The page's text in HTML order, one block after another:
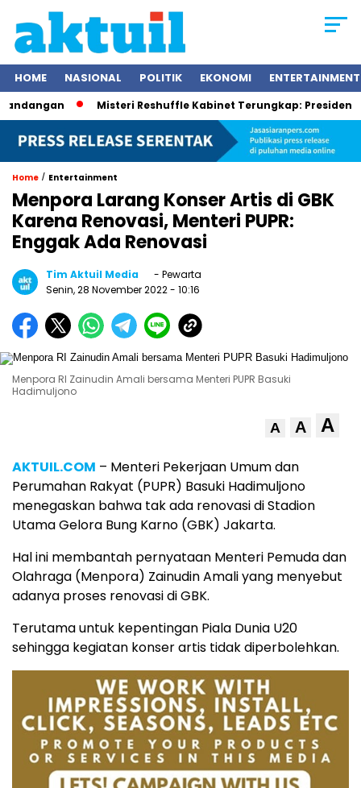
HOME NASIONAL POLITIK EKONOMI ENTERTAINMENT
Misteri Reshuffle Kabinet Terungkap: Presiden
Home / Entertainment
Menpora Larang Konser Artis di GBK
Karena Renovasi, Menteri PUPR:
Enggak Ada Renovasi
Tim Aktuil Media
- Pewarta
Senin, 28 November 2022- 10:16
Menpora RI Zainudin Amali bersama Menteri PUPR Basuki
Hadimuljono
A A A
AKTUIL.COM – Menteri Pekerjaan Umum dan
Perumahan Rakyat (PUPR) Basuki Hadimuljono
menegaskan bahwa tak ada renovasi di Stadion
Utama Gelora Bung Karno (GBK) Jakarta.
Hal ini membantah pernyataan Menteri Pemuda dan
Olahraga (Menpora) Zainudin Amali yang menyebut
adanya proses renovasi di GBK.
Terutama untuk kepentingan Piala Dunia U20
sehingga kegiatan konser artis tidak diperbolehkan.